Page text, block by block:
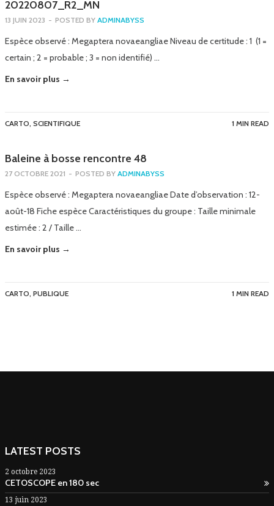
20220807_R2_MN
13 JUIN 2023 - POSTED BY ADMINABYSS
Espèce observé : Megaptera novaeangliae Niveau de certitude : 1 (1 =
certain ; 2 = probable ; 3 = non identifié) …
En savoir plus →
CARTO, SCIENTIFIQUE 1 MIN READ
Baleine à bosse rencontre 48
27 OCTOBRE 2021 - POSTED BY ADMINABYSS
Espèce observé : Megaptera novaeangliae Date d’observation : 12-
août-18 Fiche espèce Caractéristiques du groupe : Taille minimale
estimée : 2 / Taille …
En savoir plus →
CARTO, PUBLIQUE 1 MIN READ
LATEST POSTS
2 octobre 2023
CETOSCOPE en 180 sec
13 juin 2023